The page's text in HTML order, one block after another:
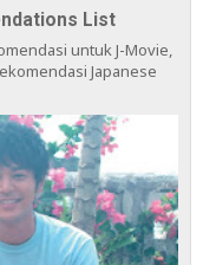
List
untuk J-Movie,
Japanese